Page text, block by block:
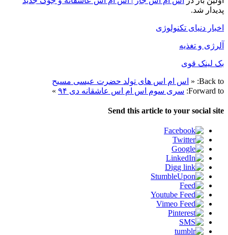
پدیدار شد.
اخبار دنیای تکنولوژی
آلرژی و تغذیه
بک لینک قوی
Back to:
« اس ام اس های تولد حضرت عیسی مسیح
Forward to: سری سوم اس ام اس عاشقانه دی ۹۴ »
Send this article to your social site